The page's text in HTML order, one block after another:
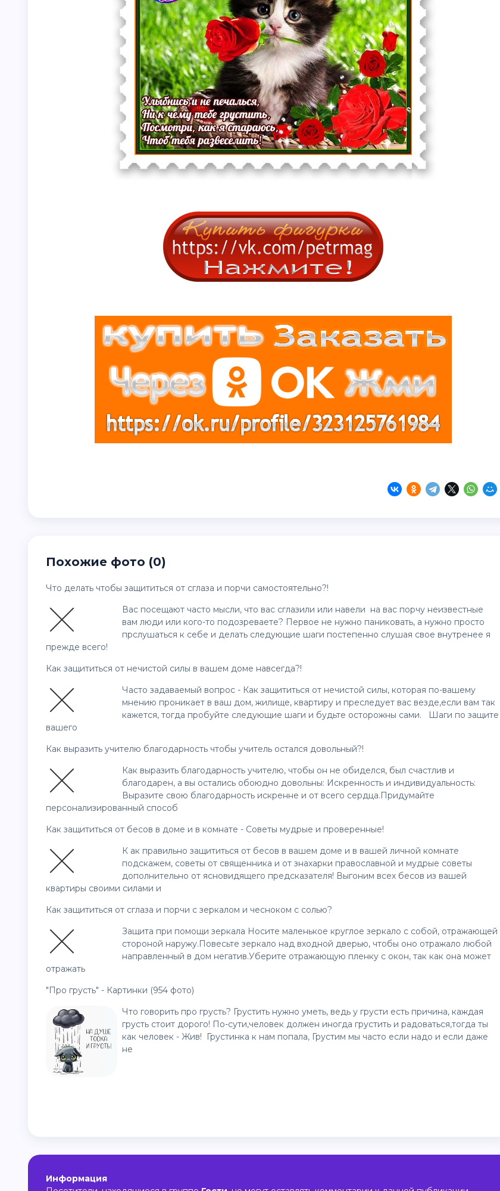
Похожие фото (0)
Что делать чтобы защититься от сглаза и порчи самостоятельно?!
Вас посещают часто мысли, что вас сглазили или навели на вас порчу неизвестные
вам люди или кого-то подозреваете? Первое не нужно паниковать, а нужно просто
прслушаться к себе и делать следующие шаги постепенно слушая свое внутренее я
прежде всего!
Как защититься от нечистой силы в вашем доме навсегда?!
Часто задаваемый вопрос - Как защититься от нечистой силы, которая по-вашему
мнению проникает в ваш дом, жилище, квартиру и преследует вас везде,если вам так
кажется, тогда пробуйте следующие шаги и будьте осторожны сами. Шаги по защите
вашего
Как выразить учителю благодарность чтобы учитель остался довольный?!
Как выразить благодарность учителю, чтобы он не обиделся, был счастлив и
благодарен, а вы остались обоюдно довольны: Искренность и индивидуальность:
Выразите свою благодарность искренне и от всего сердца.Придумайте
персонализированный способ
Как защититься от бесов в доме и в комнате - Советы мудрые и проверенные!
К ак правильно защититься от бесов в вашем доме и в вашей личной комнате
подскажем, советы от священника и от знахарки православной и мудрые советы
дополнительно от ясновидящего предсказателя! Выгоним всех бесов из вашей
квартиры своими силами и
Как защититься от сглаза и порчи с зеркалом и чесноком с солью?
Защита при помощи зеркала Носите маленькое круглое зеркало с собой, отражающей
стороной наружу.Повесьте зеркало над входной дверью, чтобы оно отражало любой
направленный в дом негатив.Уберите отражающую пленку с окон, так как она может
отражать
"Про грусть" - Картинки (954 фото)
Что говорить про грусть? Грустить нужно уметь, ведь у грусти есть причина, каждая
грусть стоит дорого! По-сути,человек должен иногда грустить и радоваться,тогда ты
как человек - Жив! Грустинка к нам попала, Грустим мы часто если надо и если даже
не
Информация